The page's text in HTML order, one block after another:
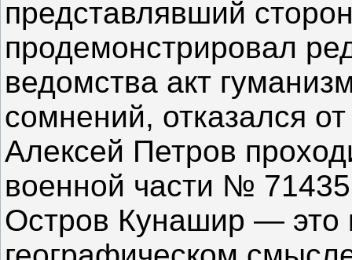
представлявший
продемонстрировал
ведомства акт
сомнений, отказался
Алексей Петров
военной части №
Остров Кунашир — это